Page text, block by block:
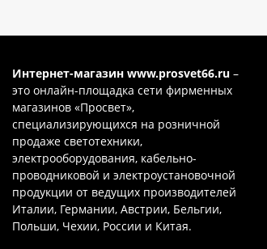
Интернет-магазин www.prosvet66.ru –
это онлайн-площадка сети фирменных
магазинов «Просвет»,
специализирующихся на розничной
продаже светотехники,
электрооборудования, кабельно-
проводниковой и электроустановочной
продукции от ведущих производителей
Италии, Германии, Австрии, Бельгии,
Польши, Чехии, России и Китая.